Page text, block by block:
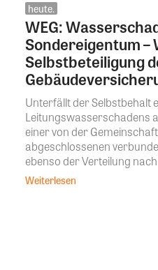
heute.
WEG:
Sondereigentum –
Selbstbeteiligung
Unterfällt der Selbstbehalt
Leitungswasserschadens
einer von der
abgeschlossenen
ebenso der Verteilung
Weiterlesen